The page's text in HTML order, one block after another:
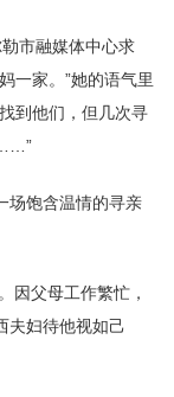
市融媒体中心求
一家。”她的语气里
到他们，但几次寻
……”
场饱含温情的寻亲
因父母工作繁忙，
夫妇待他视如己